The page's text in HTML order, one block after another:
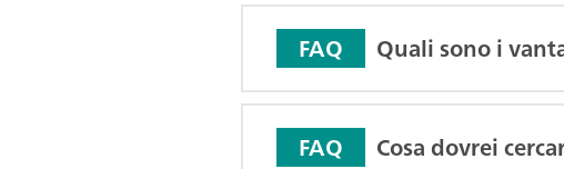
FAQ Quali sono i
FAQ Cosa dovrei